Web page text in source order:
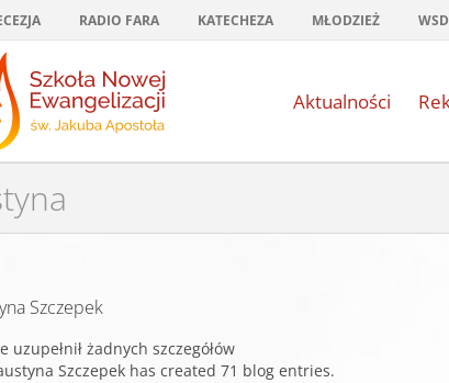
RADIO FARA KATECHEZA MŁODZIEŻ WSD
Aktualności
Szczepek
uzupełnił żadnych szczegółów
Szczepek has created 71 blog entries.